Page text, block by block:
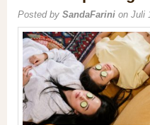
Posted by SandaFarini on Juli